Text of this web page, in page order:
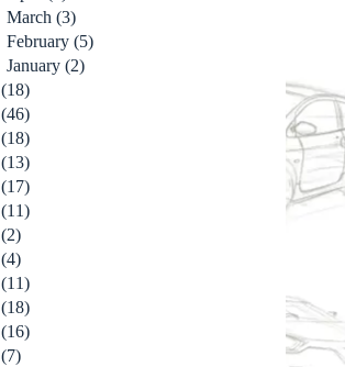
March (3)
February (5)
January (2)
(18)
(46)
(18)
(13)
(17)
(11)
(2)
(4)
(11)
(18)
(16)
(7)